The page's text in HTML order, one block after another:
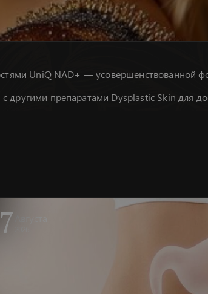
UniQ NAD+ — усовершенствованной
другими препаратами Dysplastic Skin для